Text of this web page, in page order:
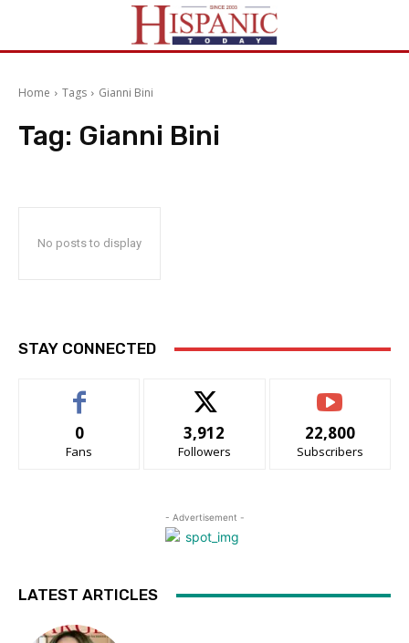
Home Tags Gianni Bini
Tag: Gianni Bini
No posts to display
STAY CONNECTED
0
Fans
3,912
Followers
22,800
Subscribers
- Advertisement -
LATEST ARTICLES